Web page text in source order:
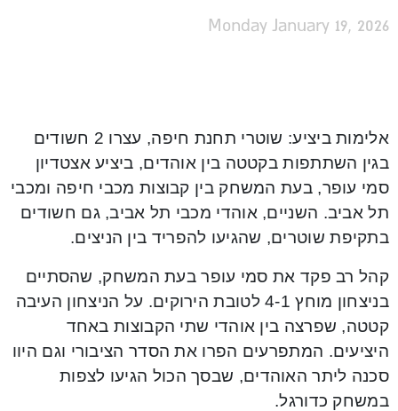
Monday January 19, 2026
אלימות ביציע: שוטרי תחנת חיפה, עצרו 2 חשודים
בגין השתתפות בקטטה בין אוהדים, ביציע אצטדיון
סמי עופר, בעת המשחק בין קבוצות מכבי חיפה ומכבי
תל אביב. השניים, אוהדי מכבי תל אביב, גם חשודים
בתקיפת שוטרים, שהגיעו להפריד בין הניצים.
קהל רב פקד את סמי עופר בעת המשחק, שהסתיים
בניצחון מוחץ 4-1 לטובת הירוקים. על הניצחון העיבה
קטטה, שפרצה בין אוהדי שתי הקבוצות באחד
היציעים. המתפרעים הפרו את הסדר הציבורי וגם היוו
סכנה ליתר האוהדים, שבסך הכול הגיעו לצפות
במשחק כדורגל.